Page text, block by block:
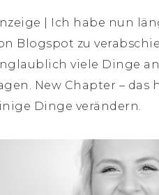
| Ich habe nun
Blogspot zu
viele Dinge
New Chapter –
Dinge verändern.